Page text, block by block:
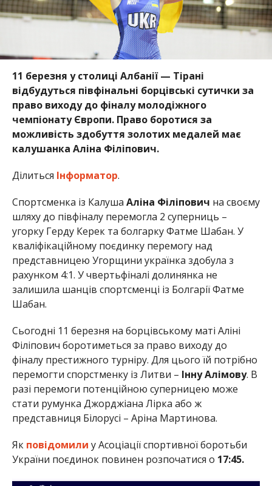
11 березня у столиці Албанії — Тірані
відбудуться півфінальні борцівські сутички за
право виходу до фіналу молодіжного
чемпіонату Європи. Право боротися за
можливість здобуття золотих медалей має
калушанка Аліна Філіпович.
Ділиться Інформатор.
Спортсменка із Калуша Аліна Філіпович на своєму
шляху до півфіналу перемогла 2 суперниць –
угорку Герду Керек та болгарку Фатме Шабан. У
кваліфікаційному поєдинку перемогу над
представницею Угорщини українка здобула з
рахунком 4:1. У чвертьфіналі долинянка не
залишила шанців спортсменці із Болгарії Фатме
Шабан.
Сьогодні 11 березня на борцівському маті Аліні
Філіпович боротиметься за право виходу до
фіналу престижного турніру. Для цього їй потрібно
перемогти спорстменку із Литви – Інну Алімову. В
разі перемоги потенційною суперницею може
стати румунка Джорджіана Лірка або ж
представниця Білорусі – Аріна Мартинова.
Як повідомили у Асоціації спортивної боротьби
України поєдинок повинен розпочатися о 17:45.